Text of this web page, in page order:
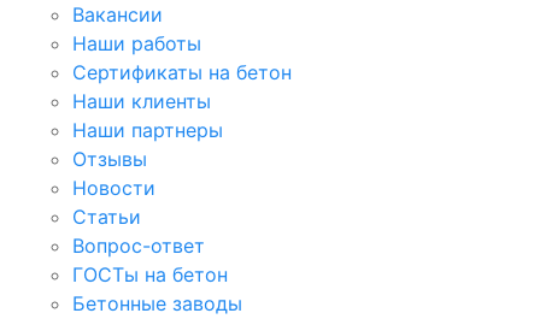
Вакансии
Наши работы
Сертификаты на бетон
Наши клиенты
Наши партнеры
Отзывы
Новости
Статьи
Вопрос-ответ
ГОСТы на бетон
Бетонные заводы